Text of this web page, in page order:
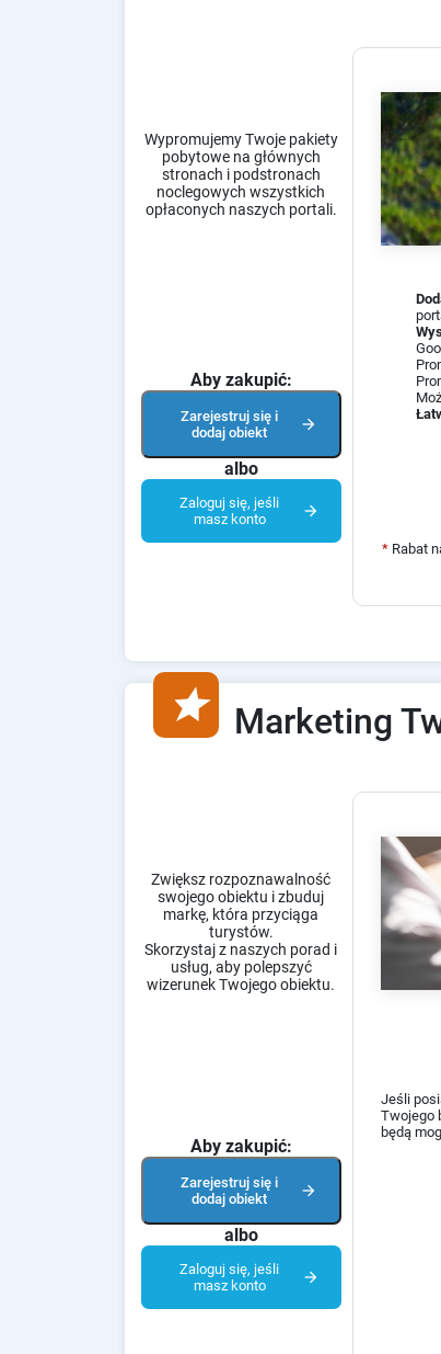
Wypromujemy Twoje pakiety
pobytowe na głównych
stronach i podstronach
noclegowych wszystkich
opłaconych naszych portali.
Aby zakupić:
Zarejestruj się i
dodaj obiekt
arrow_forward
albo
Zaloguj się, jeśli
masz konto
arrow_forward
* Rabat
star Marketing
Zwiększ rozpoznawalność
swojego obiektu i zbuduj
markę, która przyciąga
turystów.
Skorzystaj z naszych porad i
usług, aby polepszyć
wizerunek Twojego obiektu.
Aby zakupić:
Zarejestruj się i
dodaj obiekt
arrow_forward
albo
Zaloguj się, jeśli
masz konto
arrow_forward
Jeśli
Twojego
będą